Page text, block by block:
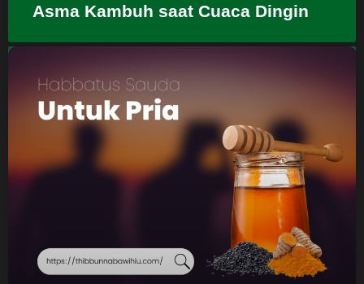
Asma Kambuh saat Cuaca Dingin